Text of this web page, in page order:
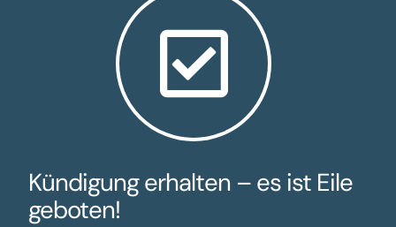
Kündigung erhalten – es ist Eile
geboten!